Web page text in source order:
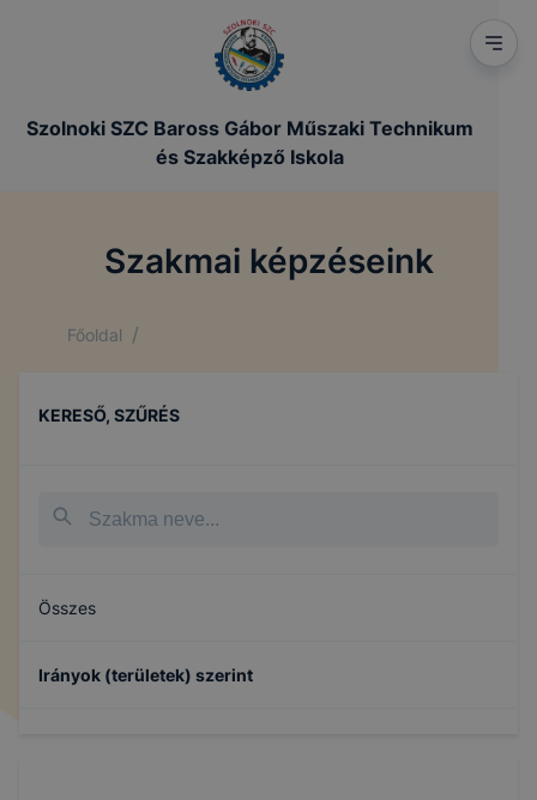
Szolnoki SZC Baross Gábor Műszaki Technikum
és Szakképző Iskola
Szakmai képzéseink
Főoldal /
KERESŐ, SZŰRÉS
Összes
Irányok (területek) szerint